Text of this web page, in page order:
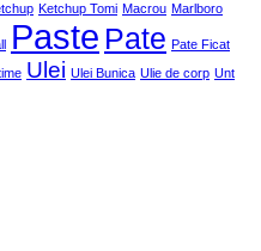
Ketchup Tomi Macrou Marlboro
Paste Pate Pate Ficat
Ulei Ulei Bunica Ulie de corp Unt